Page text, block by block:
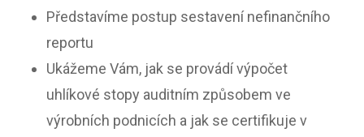
Představíme postup sestavení nefinančního
reportu
Ukážeme Vám, jak se provádí výpočet
uhlíkové stopy auditním způsobem ve
výrobních podnicích a jak se certifikuje v